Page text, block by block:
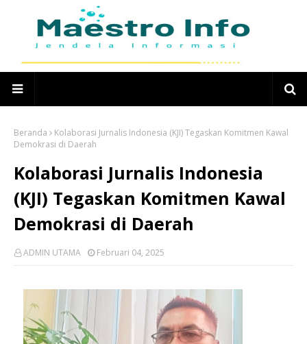
Beranda
Kolaborasi Jurnalis Indonesia (KJI) Tegaskan Komitmen Kawal
Demokrasi di Daerah
Kolaborasi Jurnalis Indonesia
(KJI) Tegaskan Komitmen Kawal
Demokrasi di Daerah
ADMIN UTAMA Februari 04, 2025